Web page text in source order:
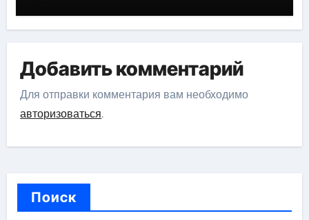
Добавить комментарий
Для отправки комментария вам необходимо
авторизоваться.
Поиск